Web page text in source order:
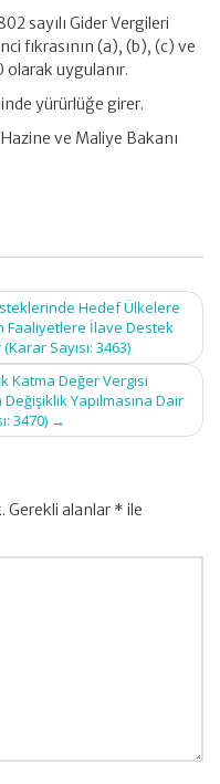
sayılı Gider Vergileri
fıkrasının (a), (b), (c) ve
uygulanır.
yürürlüğe girer.
ve Maliye Bakanı
Hedef Ülkelere
İlave Destek
Sayısı: 3463)
Katma Değer Vergisi
Yapılmasına Dair
3470) →
Gerekli alanlar * ile